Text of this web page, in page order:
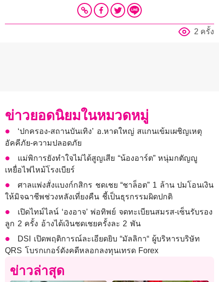
2 ครั้ง
ข่าวยอดนิยมในหมวดหมู่
‘ปกครอง-สถานบันเทิง’ อ.หาดใหญ่ สแกนเข้มเผชิญเหตุ
อัคคีภัย-ความปลอดภัย
แม่พิการยังทำใจไม่ได้สูญเสีย “น้องอาร์ต” หนุ่มกตัญญู
เหยื่อไฟไหม้โรงเบียร์
ศาลแพ่งสั่งแบงก์กสิกร ชดเชย “ชาล็อต” 1 ล้าน ปมโอนเงิน
ให้มิจฉาชีพช่วงหลังเที่ยงคืน ชี้เป็นธุรกรรมผิดปกติ
เปิดไทม์ไลน์ ‘องอาจ’ พ่อทิพย์ จดทะเบียนสมรส-เซ็นรับรอง
ลูก 2 ครั้ง อ้างได้เงินชดเชยครั้งละ 2 พัน
DSI เปิดพฤติการณ์ละเอียดยิบ “มัลลิกา“ ผู้บริหารบริษัท
QRS โบรกเกอร์ดังคดีหลอกลงทุนเทรด Forex
ข่าวล่าสุด